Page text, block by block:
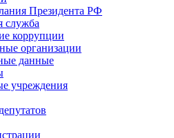
Президента РФ
служба
коррупции
организации
данные
учреждения